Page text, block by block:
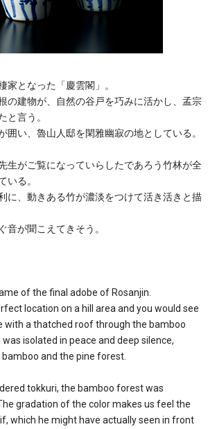
家となった「慶雲閣」。
の建物が、自然の谷戸を巧みに活かし、孟宗
と言う。
囲い、魯山人邸を閑雅幽寂の地としている。
生がご覧になっていらしたであろう竹林が全
いる。
に、動きある竹が濃淡をつけて活き活きと描
音が聞こえてきそう。
of the final adobe of Rosanjin.
location on a hill area and you would see
with a thatched roof through the bamboo
isolated in peace and deep silence,
and the pine forest.
tokkuri, the bamboo forest was
gradation of the color makes us feel the
which he might have actually seen in front